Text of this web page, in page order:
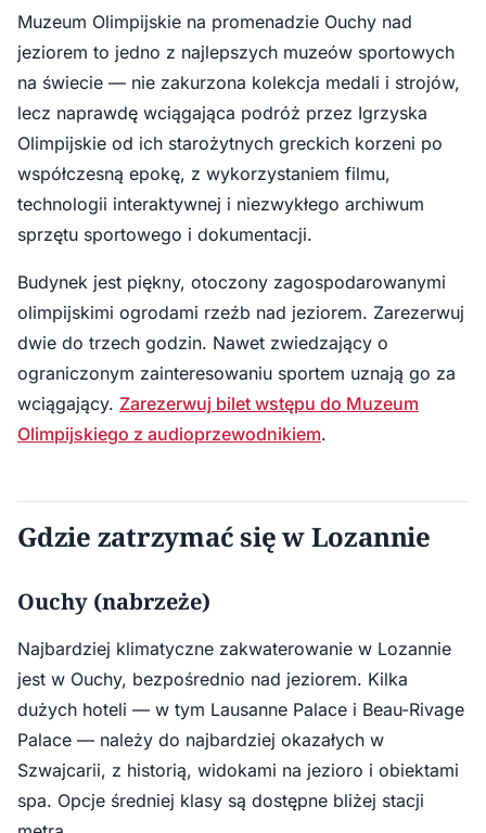
Muzeum Olimpijskie na promenadzie Ouchy nad
jeziorem to jedno z najlepszych muzeów sportowych
na świecie — nie zakurzona kolekcja medali i strojów,
lecz naprawdę wciągająca podróż przez Igrzyska
Olimpijskie od ich starożytnych greckich korzeni po
współczesną epokę, z wykorzystaniem filmu,
technologii interaktywnej i niezwykłego archiwum
sprzętu sportowego i dokumentacji.
Budynek jest piękny, otoczony zagospodarowanymi
olimpijskimi ogrodami rzeźb nad jeziorem. Zarezerwuj
dwie do trzech godzin. Nawet zwiedzający o
ograniczonym zainteresowaniu sportem uznają go za
wciągający. Zarezerwuj bilet wstępu do Muzeum
Olimpijskiego z audioprzewodnikiem.
Gdzie zatrzymać się w Lozannie
Ouchy (nabrzeże)
Najbardziej klimatyczne zakwaterowanie w Lozannie
jest w Ouchy, bezpośrednio nad jeziorem. Kilka
dużych hoteli — w tym Lausanne Palace i Beau-Rivage
Palace — należy do najbardziej okazałych w
Szwajcarii, z historią, widokami na jezioro i obiektami
spa. Opcje średniej klasy są dostępne bliżej stacji